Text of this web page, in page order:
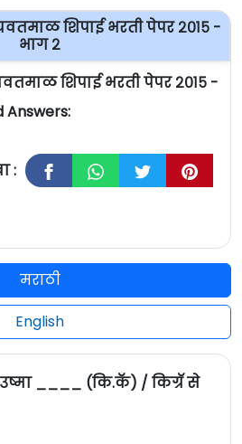
शिपाई भरती पेपर २०१५ -
भाग २
शिपाई भरती पेपर २०१५ -
Answers:
:
मराठी
English
उष्मा ____ (कि.कॅ) / किग्रॅ से